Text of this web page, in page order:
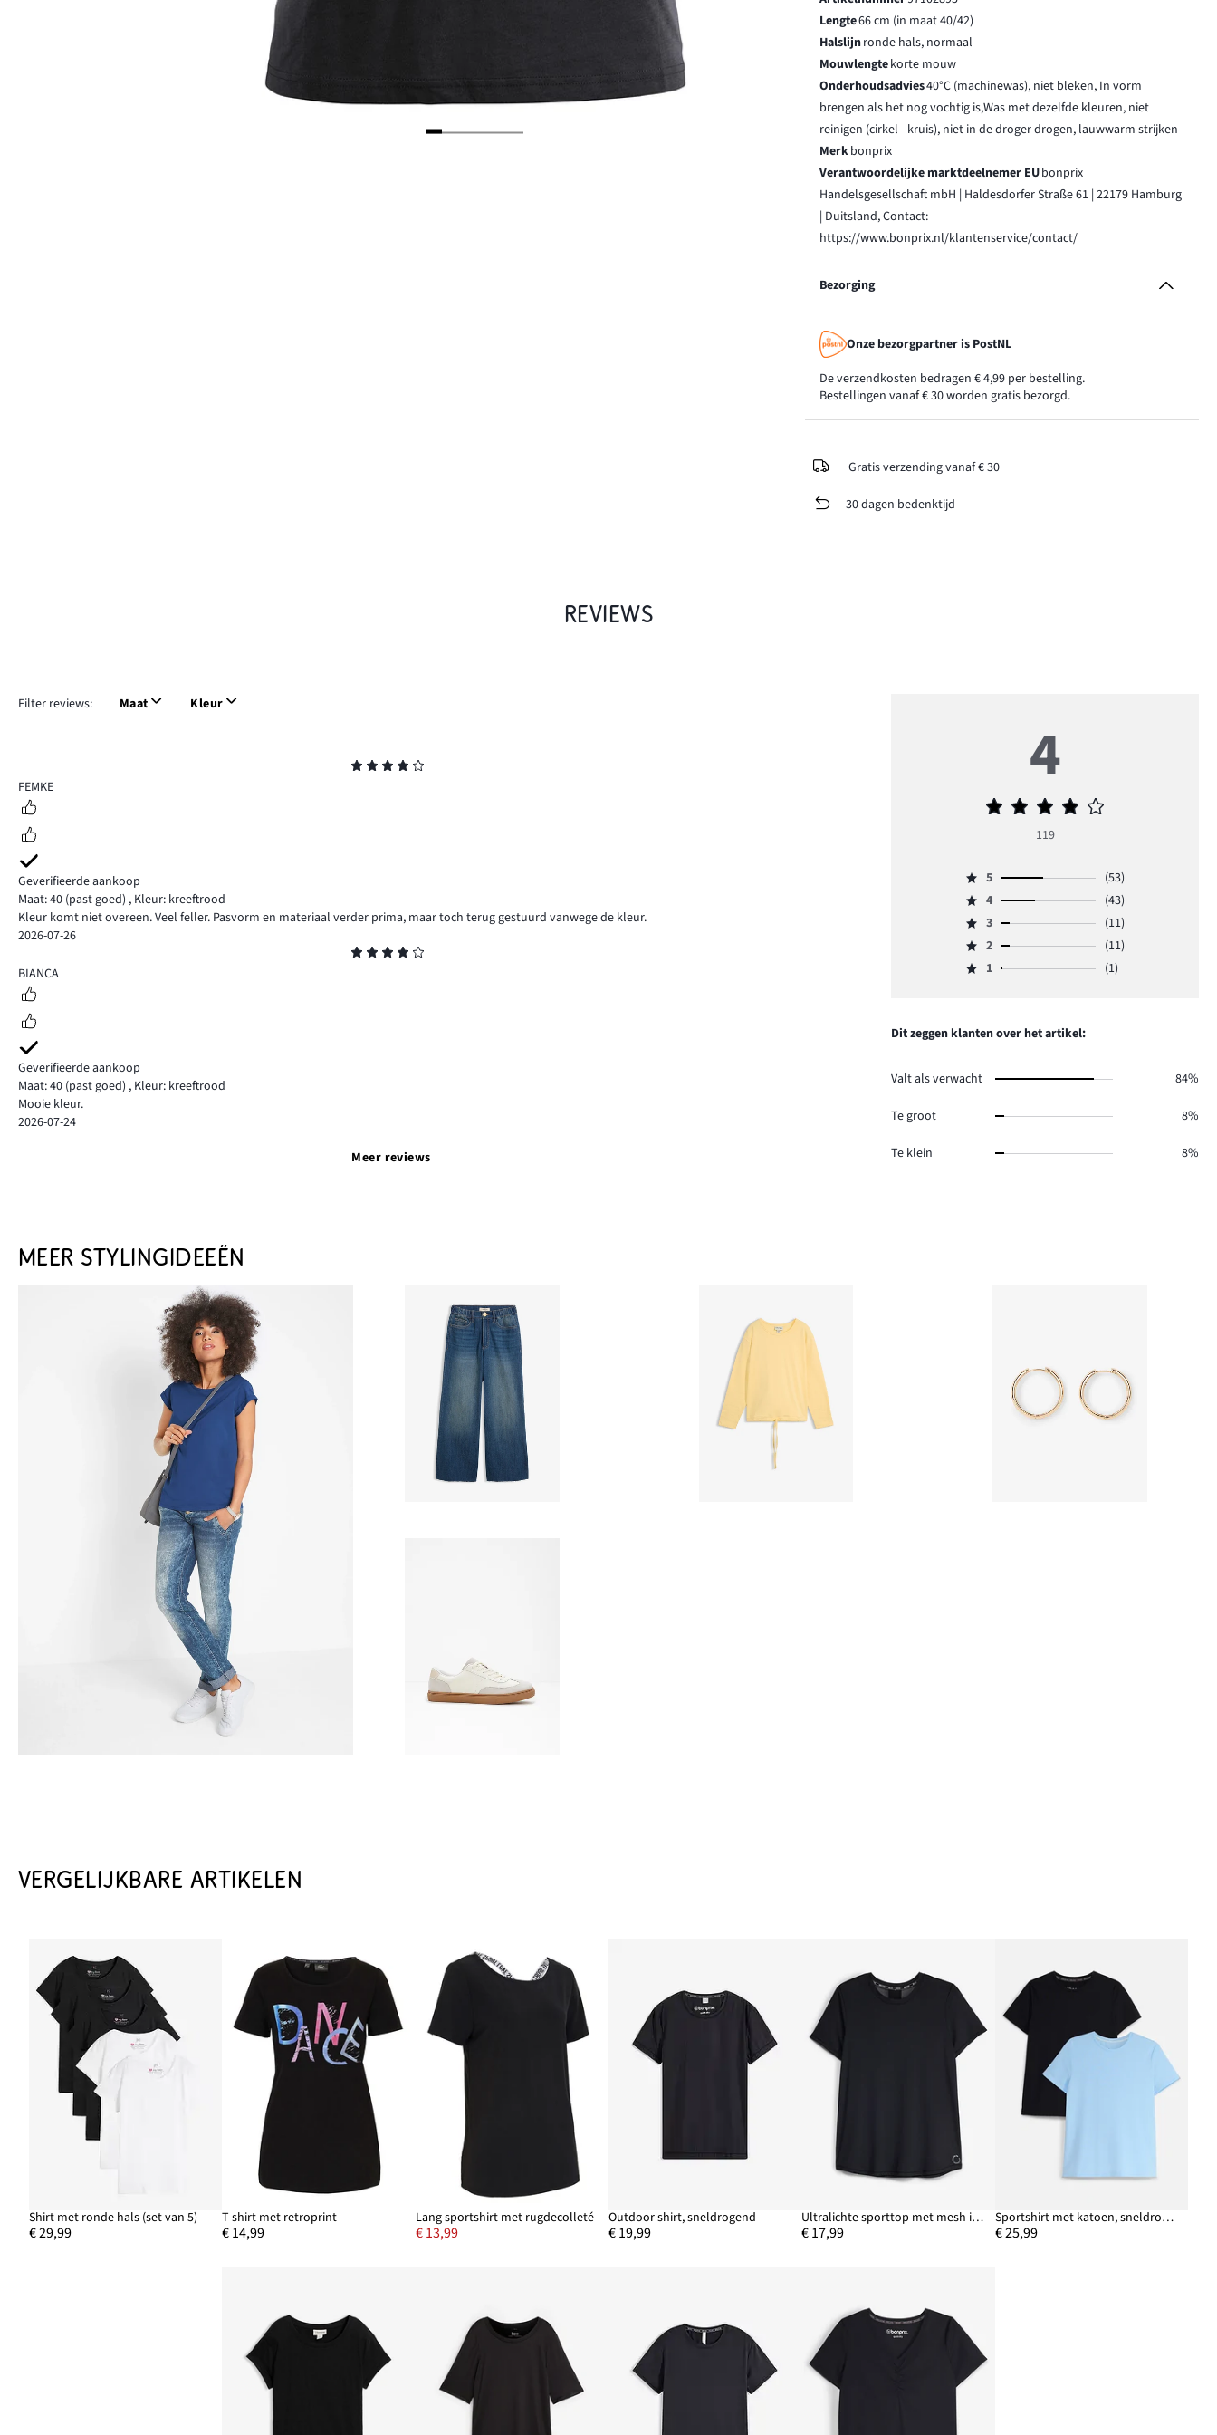
Lengte66 cm (in maat 40/42)
Halslijnronde hals, normaal
Mouwlengtekorte mouw
Onderhoudsadvies40°C (machinewas), niet bleken, In vorm
brengen als het nog vochtig is,Was met dezelfde kleuren, niet
reinigen (cirkel - kruis), niet in de droger drogen, lauwwarm strijken
Merkbonprix
Verantwoordelijke marktdeelnemer EUbonprix
Handelsgesellschaft mbH | Haldesdorfer Straße 61 | 22179 Hamburg
| Duitsland, Contact:
https://www.bonprix.nl/klantenservice/contact/
Bezorging
Onze bezorgpartner is PostNL
De verzendkosten bedragen € 4,99 per bestelling.
Bestellingen vanaf € 30 worden gratis bezorgd.
Gratis verzending vanaf € 30
30 dagen bedenktijd
REVIEWS
Filter reviews: Maat Kleur
4
FEMKE
Geverifieerde aankoop
Maat: 40 (past goed) , Kleur: kreeftrood
Kleur komt niet overeen. Veel feller. Pasvorm en materiaal verder prima, maar toch terug gestuurd vanwege de kleur.
2026-07-26
4
BIANCA
Geverifieerde aankoop
Maat: 40 (past goed) , Kleur: kreeftrood
Mooie kleur.
2026-07-24
Meer reviews
4
Gemiddelde
4
119
Beoordeling
5,
aantal
reviews
5
(53)
Beoordeling
4,
aantal
reviews
4
(43)
Beoordeling
3,
aantal
3
(11)
Beoordeling
2,
11.
2
(11)
Beoordeling
reviews
1 (1)
Dit zeggen klanten over het artikel:
Valt als verwacht 84%
Te groot 8%
Te klein 8%
MEER STYLINGIDEEËN
VERGELIJKBARE ARTIKELEN
Shirt met ronde hals (set van 5)
€ 29,99
T-shirt met retroprint
€ 14,99
Lang sportshirt met rugdecolleté
€ 13,99
Outdoor shirt, sneldrogend
€ 19,99
Ultralichte sporttop met mesh inzet, sneldrogend
€ 17,99
Sportshirt met katoen, sneldrogend (set van 2)
€ 25,99